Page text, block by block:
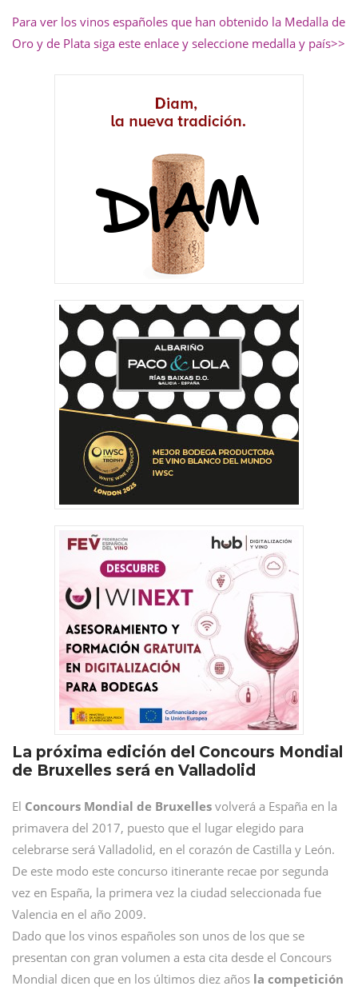
Para ver los vinos españoles que han obtenido la Medalla de
Oro y de Plata siga este enlace y seleccione medalla y país>>
La próxima edición del Concours Mondial
de Bruxelles será en Valladolid
El Concours Mondial de Bruxelles volverá a España en la
primavera del 2017, puesto que el lugar elegido para
celebrarse será Valladolid, en el corazón de Castilla y León.
De este modo este concurso itinerante recae por segunda
vez en España, la primera vez la ciudad seleccionada fue
Valencia en el año 2009.
Dado que los vinos españoles son unos de los que se
presentan con gran volumen a esta cita desde el Concours
Mondial dicen que en los últimos diez años la competición